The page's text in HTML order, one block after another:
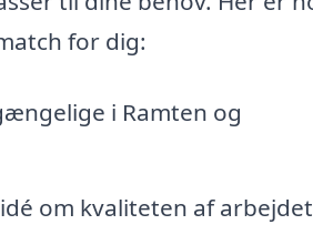
for dig:
i Ramten og
om kvaliteten af